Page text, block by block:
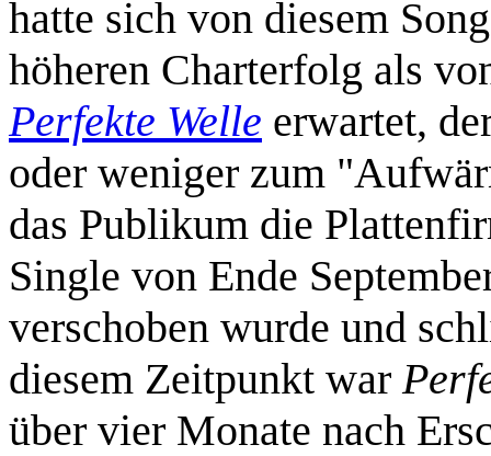
hatte sich von diesem
höheren Charterfolg als
Perfekte Welle erwartet,
oder weniger zum
das Publikum die
Single von Ende
verschoben wurde und
diesem Zeitpunkt war
über vier Monate nach